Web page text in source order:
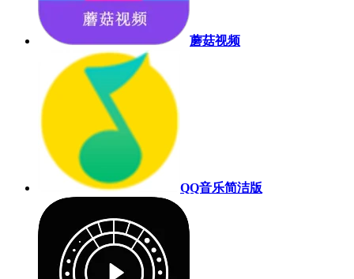
蘑菇视频
QQ音乐简洁版